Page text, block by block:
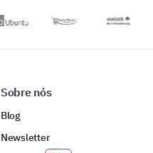
Sobre nós
Blog
Newsletter